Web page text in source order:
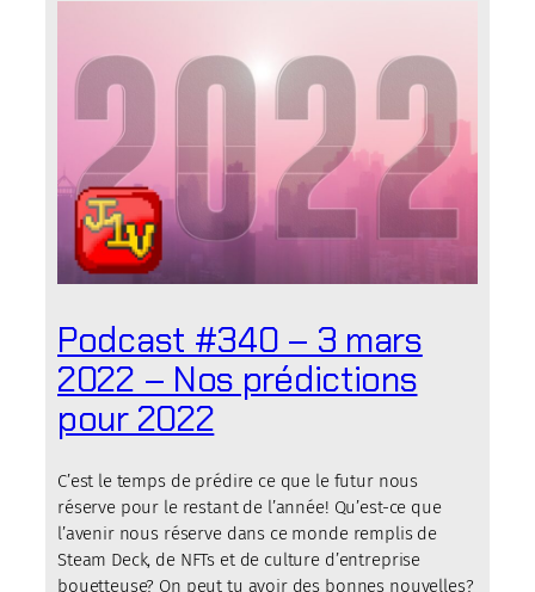
Podcast #340 – 3 mars
2022 – Nos prédictions
pour 2022
C’est le temps de prédire ce que le futur nous
réserve pour le restant de l’année! Qu’est-ce que
l’avenir nous réserve dans ce monde remplis de
Steam Deck, de NFTs et de culture d’entreprise
bouetteuse? On peut tu avoir des bonnes nouvelles?